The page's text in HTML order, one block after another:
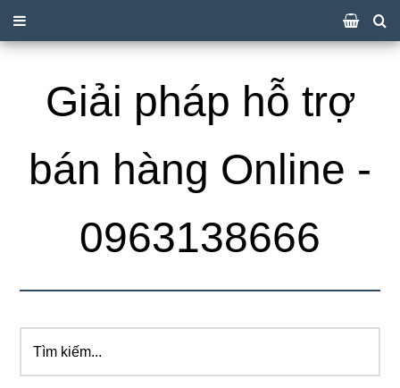
Giải pháp hỗ trợ
bán hàng Online -
0963138666
kiếm...